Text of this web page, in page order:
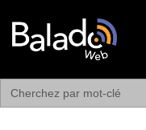
Search
for: